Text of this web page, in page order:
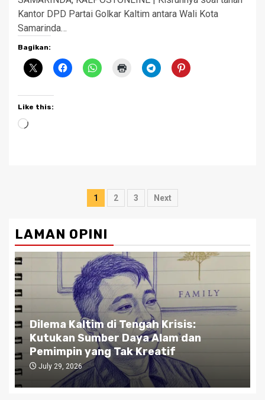
Kantor DPD Partai Golkar Kaltim antara Wali Kota
Samarinda…
Bagikan:
Like this:
Loading…
Posts
1 2 3 Next
LAMAN OPINI
Dilema Kaltim di Tengah Krisis:
Kutukan Sumber Daya Alam dan
Pemimpin yang Tak Kreatif
July 29, 2026